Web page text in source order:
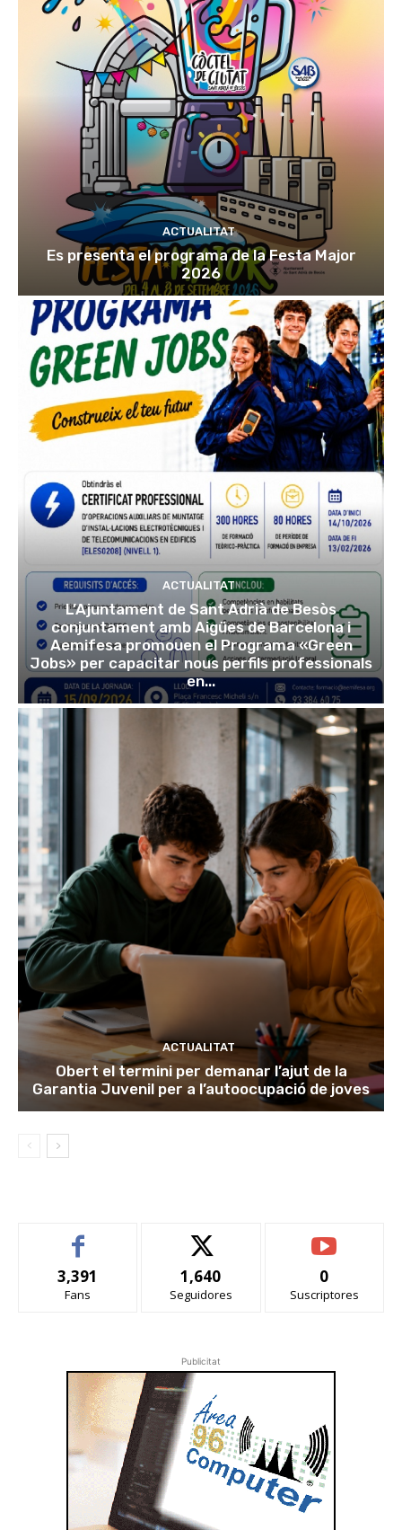
ACTUALITAT
Es presenta el programa de la Festa Major
2026
ACTUALITAT
L’Ajuntament de Sant Adrià de Besòs
conjuntament amb Aigües de Barcelona i
Aemifesa promouen el Programa «Green
Jobs» per capacitar nous perfils professionals
en...
ACTUALITAT
Obert el termini per demanar l’ajut de la
Garantia Juvenil per a l’autoocupació de joves
3,391
Fans
1,640
Seguidores
0
Suscriptores
Publicitat